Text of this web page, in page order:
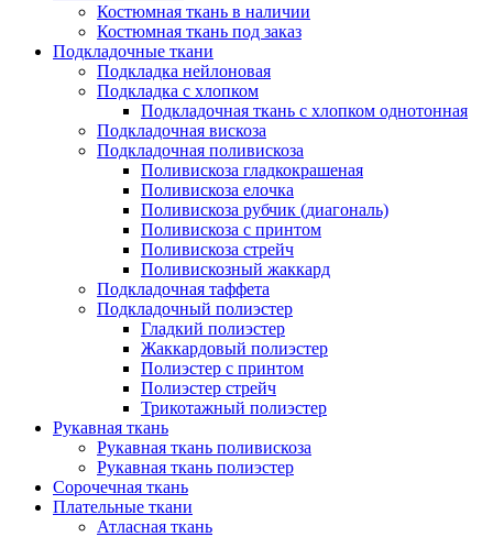
Костюмная ткань в наличии
Костюмная ткань под заказ
Подкладочные ткани
Подкладка нейлоновая
Подкладка с хлопком
Подкладочная ткань с хлопком однотонная
Подкладочная вискоза
Подкладочная поливискоза
Поливискоза гладкокрашеная
Поливискоза елочка
Поливискоза рубчик (диагональ)
Поливискоза с принтом
Поливискоза стрейч
Поливискозный жаккард
Подкладочная таффета
Подкладочный полиэстер
Гладкий полиэстер
Жаккардовый полиэстер
Полиэстер с принтом
Полиэстер стрейч
Трикотажный полиэстер
Рукавная ткань
Рукавная ткань поливискоза
Рукавная ткань полиэстер
Сорочечная ткань
Плательные ткани
Атласная ткань